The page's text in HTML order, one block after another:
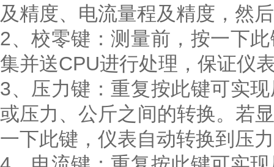
及精度、电流量程及精度，然
2、校零键：测量前，按一下
集并送CPU进行处理，保证仪
3、压力键：重复按此键可实
或压力、公斤之间的转换。若
一下此键，仪表自动转换到压